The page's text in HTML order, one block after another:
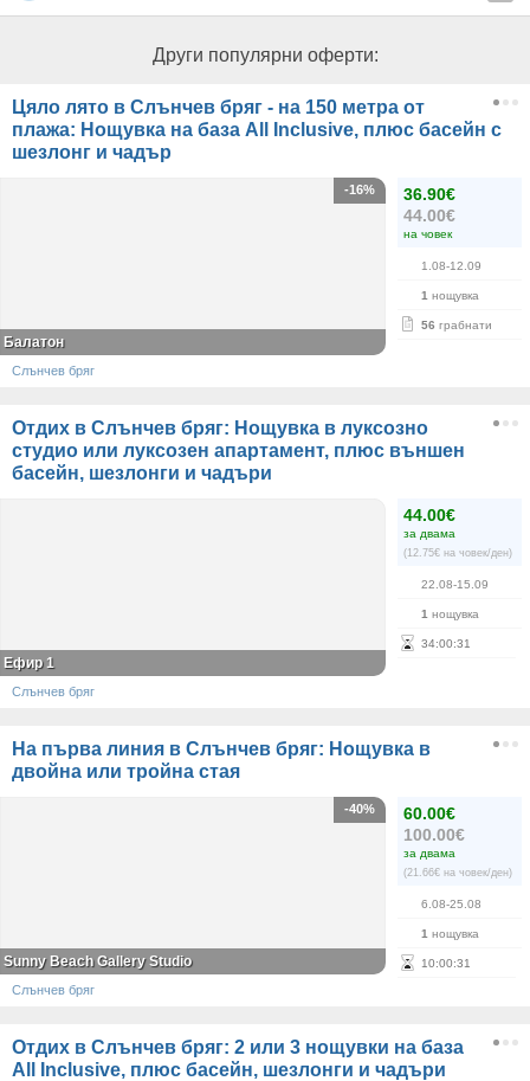
Други популярни оферти:
Цяло лято в Слънчев бряг - на 150 метра от
плажа: Нощувка на база All Inclusive, плюс басейн с
шезлонг и чадър
36.90€
44.00€
на човек
1.08-12.09
1 нощувка
56 грабнати
-16%
Балатон
Слънчев бряг
Отдих в Слънчев бряг: Нощувка в луксозно
студио или луксозен апартамент, плюс външен
басейн, шезлонги и чадъри
44.00€
за двама
(12.75€ на човек/ден)
22.08-15.09
1 нощувка
34:00:31
Ефир 1
Слънчев бряг
На първа линия в Слънчев бряг: Нощувка в
двойна или тройна стая
60.00€
100.00€
за двама
(21.66€ на човек/ден)
6.08-25.08
1 нощувка
10:00:31
-40%
Sunny Beach Gallery Studio
Слънчев бряг
Отдих в Слънчев бряг: 2 или 3 нощувки на база
All Inclusive, плюс басейн, шезлонги и чадъри